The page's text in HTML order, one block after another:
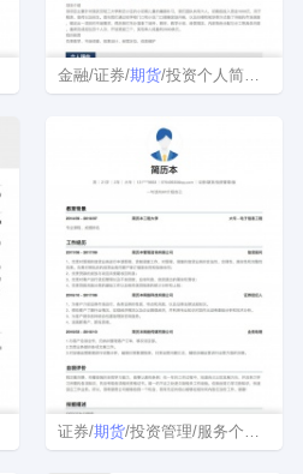
金融/证券/期货/投资个人简历模板
证券/期货/投资管理/服务个人简历